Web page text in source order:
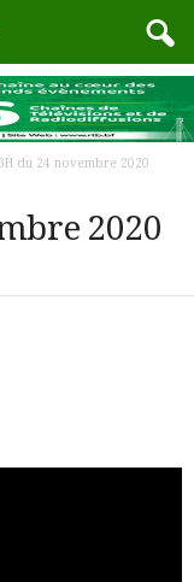
du 24 novembre 2020
2020